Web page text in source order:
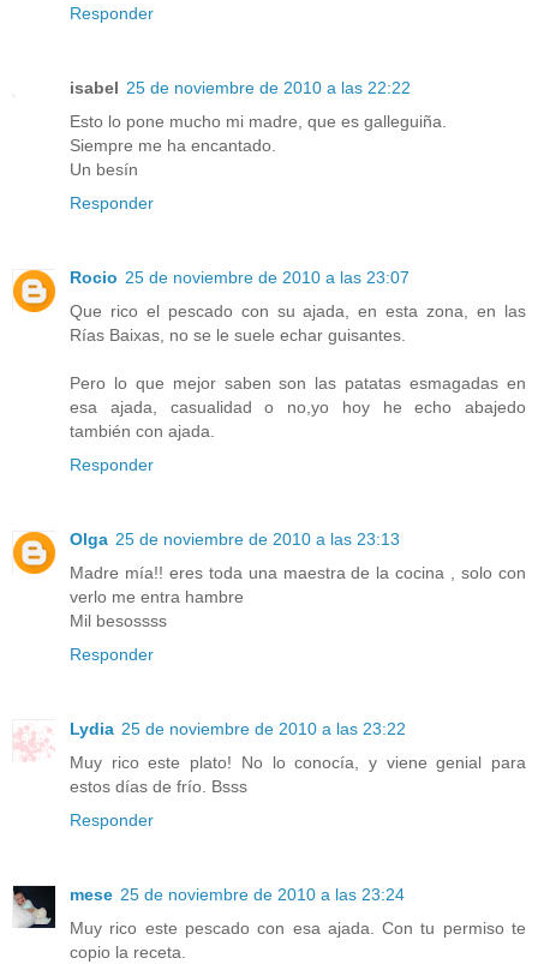
Responder
isabel 25 de noviembre de 2010 a las 22:22
Esto lo pone mucho mi madre, que es galleguiña.
Siempre me ha encantado.
Un besín
Responder
Rocio 25 de noviembre de 2010 a las 23:07
Que rico el pescado con su ajada, en esta zona, en las
Rías Baixas, no se le suele echar guisantes.
Pero lo que mejor saben son las patatas esmagadas en
esa ajada, casualidad o no,yo hoy he echo abajedo
también con ajada.
Responder
Olga 25 de noviembre de 2010 a las 23:13
Madre mía!! eres toda una maestra de la cocina , solo con
verlo me entra hambre
Mil besossss
Responder
Lydia 25 de noviembre de 2010 a las 23:22
Muy rico este plato! No lo conocía, y viene genial para
estos días de frío. Bsss
Responder
mese 25 de noviembre de 2010 a las 23:24
Muy rico este pescado con esa ajada. Con tu permiso te
copio la receta.